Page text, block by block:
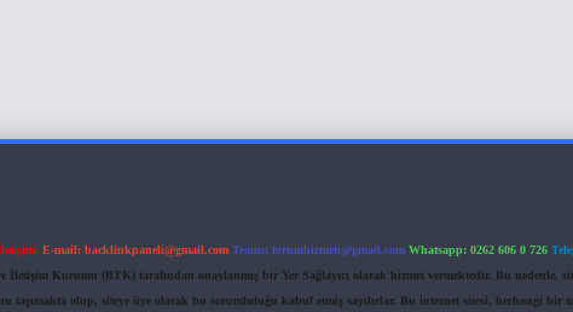
E-mail: backlinkpaneli@gmail.com Teams: forumhizmeti@gmail.com Whatsapp: 0262 606 0 726
İletişim Kurumu (BTK) tarafından onaylanmış bir Yer Sağlayıcı olarak hizmet vermektedir. Bu
taşımakta olup, siteye üye olarak bu sorumluluğu kabul etmiş sayılırlar. Bu internet sitesi, herhangi bir